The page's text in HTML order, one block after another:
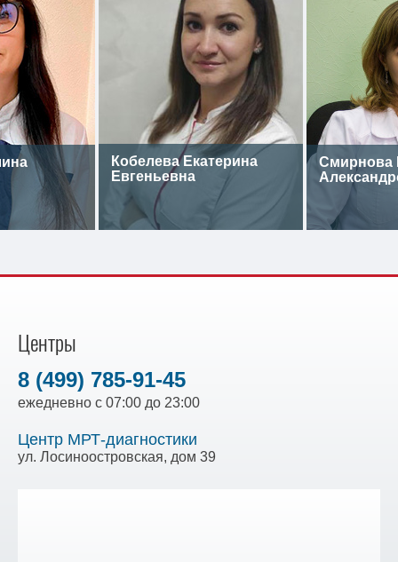
Кобелева Екатерина
Евгеньевна
Смирнова
Центры
8 (499) 785-91-45
ежедневно с 07:00 до 23:00
Центр МРТ-диагностики
ул. Лосиноостровская, дом 39